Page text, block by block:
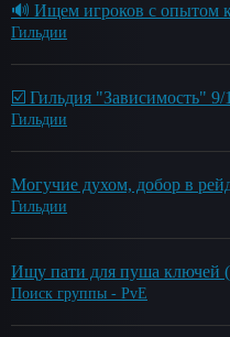
🔊 Ищем игроков с опытом
Гильдии
☑️ Гильдия "Зависимость"
Гильдии
Могучие духом, добор в
Гильдии
Ищу пати для пуша ключей
Поиск группы - PvE